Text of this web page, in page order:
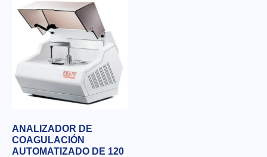
ANALIZADOR DE
COAGULACIÓN
AUTOMATIZADO DE 120